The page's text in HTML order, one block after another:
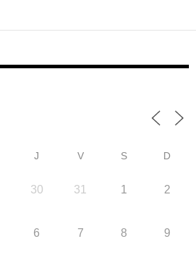
J V S D
30 31 1 2
6 7 8 9